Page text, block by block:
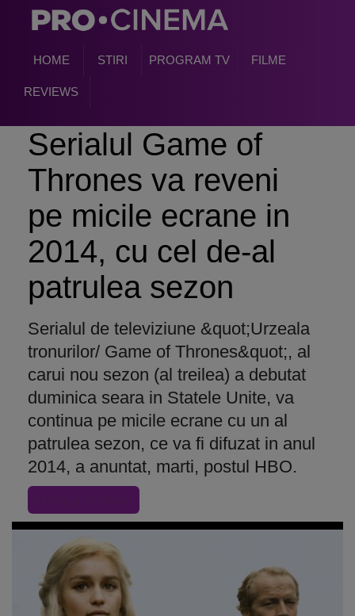
HOME STIRI PROGRAM TV FILME
REVIEWS
Serialul Game of
Thrones va reveni
pe micile ecrane in
2014, cu cel de-al
patrulea sezon
Serialul de televiziune &quot;Urzeala
tronurilor/ Game of Thrones&quot;, al
carui nou sezon (al treilea) a debutat
duminica seara in Statele Unite, va
continua pe micile ecrane cu un al
patrulea sezon, ce va fi difuzat in anul
2014, a anuntat, marti, postul HBO.